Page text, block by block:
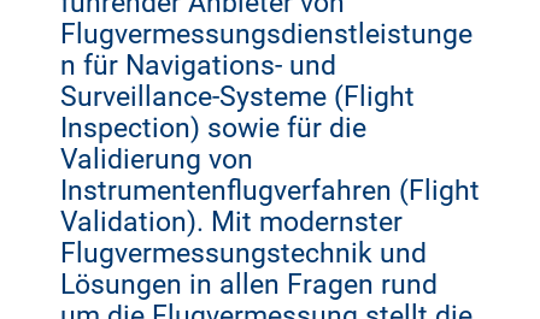
Flugvermessungsdienstleistunge
n für Navigations- und
Surveillance-Systeme (Flight
Inspection) sowie für die
Validierung von
Instrumentenflugverfahren (Flight
Validation). Mit modernster
Flugvermessungstechnik und
Lösungen in allen Fragen rund